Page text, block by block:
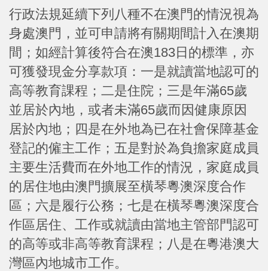
行政法規延續下列八種不在澳門的情況視為
身處澳門，並可申請將有關期間計入在澳期
間；如經計算後符合在澳183日的標準，亦
可獲發現金分享款項：一是就讀當地認可的
高等教育課程；二是住院；三是年滿65歲
並居於內地，或者未滿65歲而因健康原因
居於內地；四是在外地為已在社會保障基金
登記的僱主工作；五是對於為負擔家庭成員
主要生活費而在外地工作的情況，家庭成員
的居住地由澳門擴展至橫琴粵澳深度合作
區；六是履行公務；七是在橫琴粵澳深度合
作區居住、工作或就讀由當地主管部門認可
的高等或非高等教育課程；八是在粵港澳大
灣區內地城市工作。